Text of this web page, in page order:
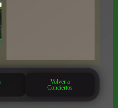
Volver a
Conciertos